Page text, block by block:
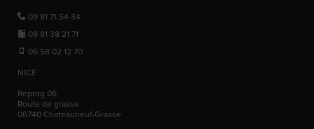
09 81 71 54 34
09 81 38 21 71
06 58 02 12 70
NICE
Reprog 06
Route de grasse
06740 Chateauneuf-Grasse